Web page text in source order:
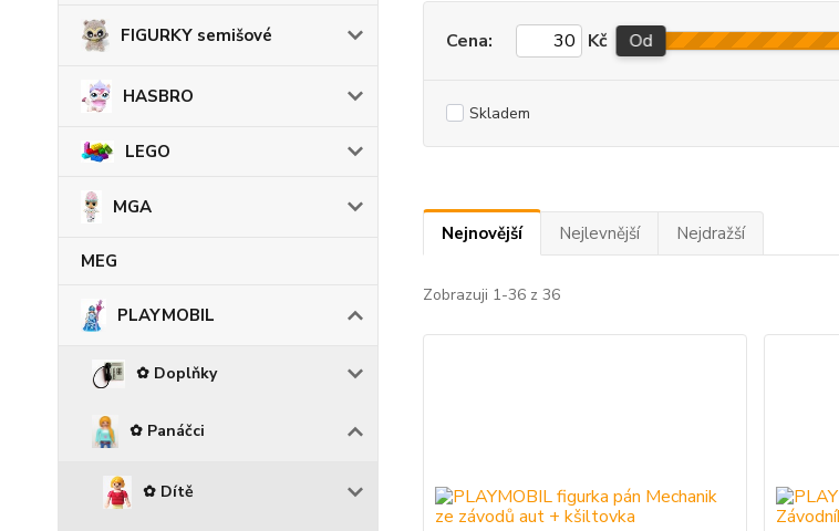
FIGURKY semišové
HASBRO
LEGO
MGA
MEG
PLAYMOBIL
✿ Doplňky
✿ Panáčci
✿ Dítě
Cena: Kč Od
Skladem
Nejnovější Nejlevnější Nejdražší
Zobrazuji 1-36 z 36